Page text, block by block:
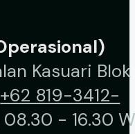
Kasuari Blok
+62 819-3412-
- 16.30